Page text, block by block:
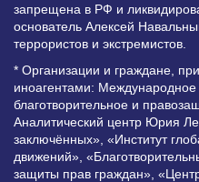
запрещена в РФ и
основатель Алексей
террористов и экстремистов.
* Организации и граждане,
иноагентами: Международное
благотворительное и
Аналитический центр Юрия
заключённых», «Институт
движений»,
защиты прав граждан»,